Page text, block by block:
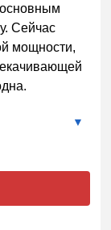
Сейчас
мощности,